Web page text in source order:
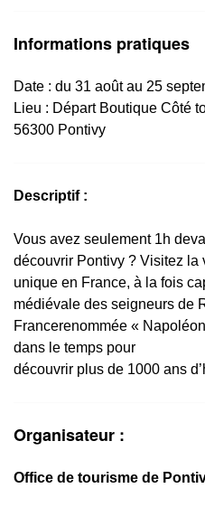
Informations pratiques
Date : du 31 août au 25
Lieu : Départ Boutique Côté
56300 Pontivy
Descriptif :
Vous avez seulement 1h
découvrir Pontivy ? Visitez la
unique en France, à la fois
médiévale des seigneurs de
Francerenommée «
dans le temps pour
découvrir plus de 1000 ans
Organisateur :
Office de tourisme de